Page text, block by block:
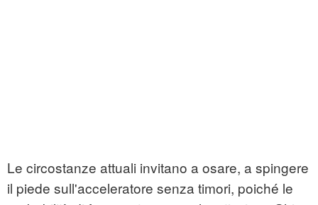
Le circostanze attuali invitano a osare, a spingere
il piede sull'acceleratore senza timori, poiché le